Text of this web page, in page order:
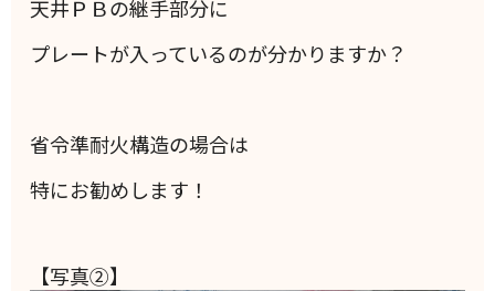
天井ＰＢの継手部分に
プレートが入っているのが分かりますか？
省令準耐火構造の場合は
特にお勧めします！
【写真②】